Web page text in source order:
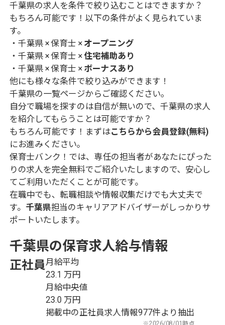
千葉県の求人を条件で絞り込むことはできますか？
もちろん可能です！以下の条件がよく見られていま
す。
・ 千葉県 × 保育士 ×オープニング
・ 千葉県 × 保育士 ×住宅補助あり
・ 千葉県 × 保育士 ×ボーナスあり
他にも様々な条件で絞り込みができます！
千葉県の一覧ページからご確認ください。
自分で職場を探すのは自信が無いので、千葉県の求人
を紹介してもらうことは可能ですか？
もちろん可能です！まずはこちらから会員登録(無料)
にお進みください。
保育士バンク！では、専任の担当者があなたにぴった
りの求人を完全無料でご紹介いたしますので、安心し
てご利用いただくことが可能です。
在職中でも、転職相談や情報収集だけでも大丈夫で
す。 千葉県担当のキャリアアドバイザーがしっかりサ
ポートいたします。
千葉県の保育求人給与情報
正社員月給平均
23.1 万円
月給中央値
23.0 万円
掲載中の正社員求人情報977件より抽出
※2026/08/01時点